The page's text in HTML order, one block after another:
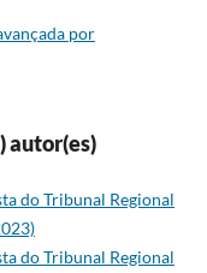
por
autor(es)
do Tribunal Regional
do Tribunal Regional